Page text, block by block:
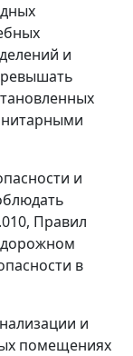
и
и
Правил
в
и
помещениях